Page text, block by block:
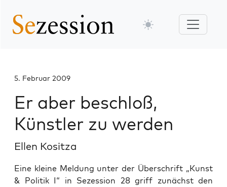
5. Februar 2009
Er aber beschloß,
Künstler zu werden
Ellen Kositza
Eine kleine Meldung unter der Überschrift „Kunst
& Politik I“ in Sezession 28 griff zunächst den